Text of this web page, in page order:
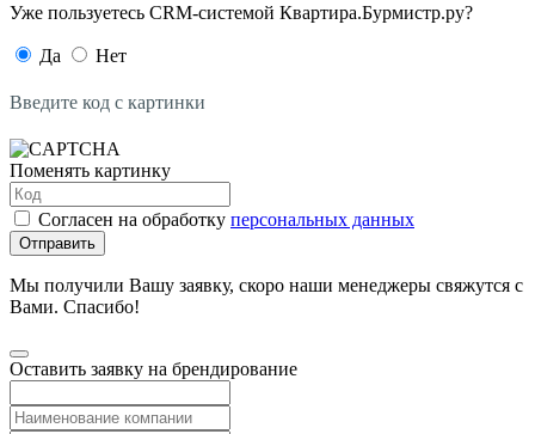
Уже пользуетесь CRM-системой Квартира.Бурмистр.ру?
Да Нет
Введите код с картинки
Поменять картинку
Согласен на обработку персональных данных
Отправить
Мы получили Вашу заявку, скоро наши менеджеры свяжутся с
Вами. Спасибо!
Оставить заявку на брендирование